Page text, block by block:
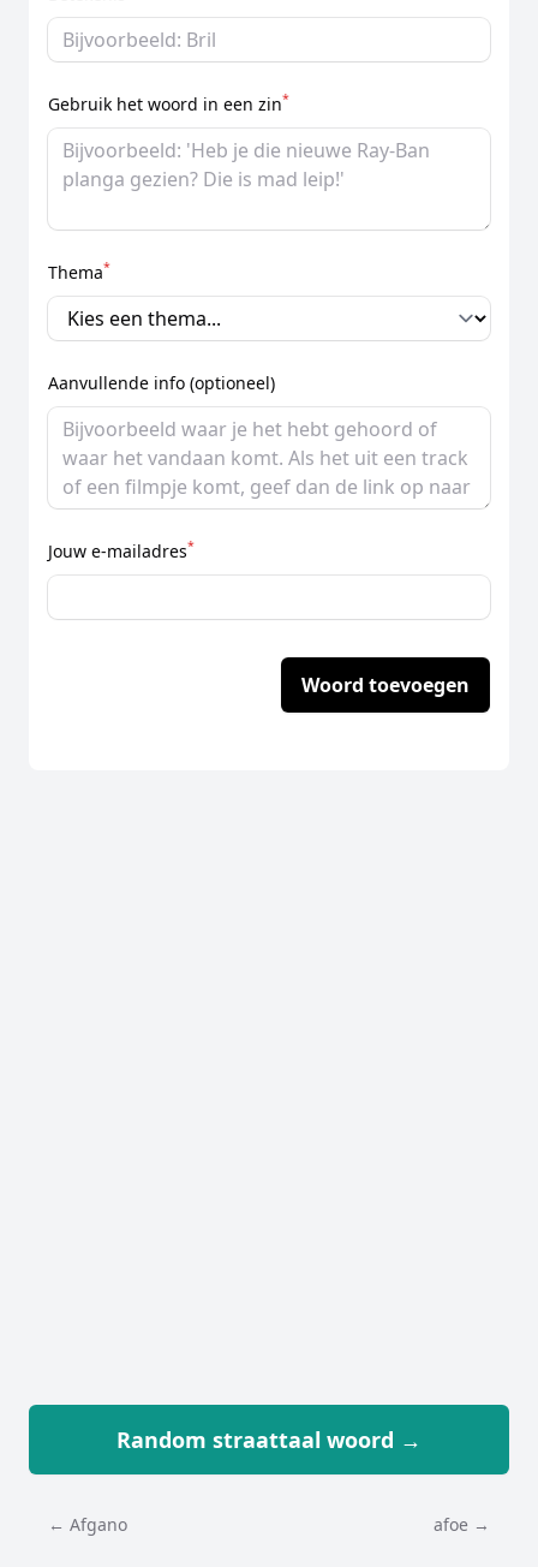
Gebruik het woord in een zin*
Thema*
Aanvullende info (optioneel)
Jouw e-mailadres*
Woord toevoegen
Random straattaal woord →
← Afgano afoe →